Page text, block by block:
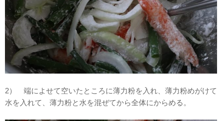
2） 端によせて空いたところに薄力粉を入れ、薄力粉めがけて
水を入れて、薄力粉と水を混ぜてから全体にからめる。